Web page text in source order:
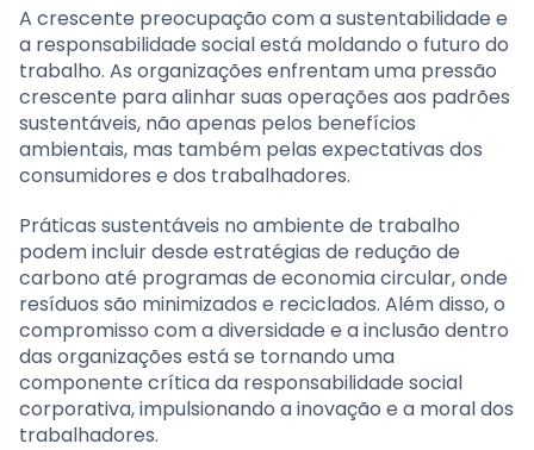
A crescente preocupação com a sustentabilidade e
a responsabilidade social está moldando o futuro do
trabalho. As organizações enfrentam uma pressão
crescente para alinhar suas operações aos padrões
sustentáveis, não apenas pelos benefícios
ambientais, mas também pelas expectativas dos
consumidores e dos trabalhadores.
Práticas sustentáveis no ambiente de trabalho
podem incluir desde estratégias de redução de
carbono até programas de economia circular, onde
resíduos são minimizados e reciclados. Além disso, o
compromisso com a diversidade e a inclusão dentro
das organizações está se tornando uma
componente crítica da responsabilidade social
corporativa, impulsionando a inovação e a moral dos
trabalhadores.